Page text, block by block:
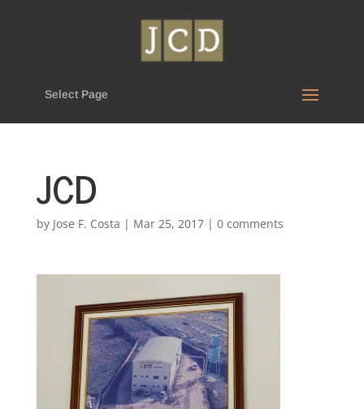
Select Page
JCD
by Jose F. Costa | Mar 25, 2017| 0 comments